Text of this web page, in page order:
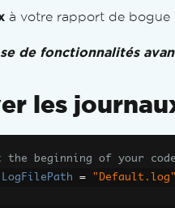
et zoom
PDF
exporter des documents
depuis la mémoire
en mémoire
du document
en C#
à votre rapport de bogue
de fonctionnalités
les
beginning of your
LogFilePath = "Default.log"